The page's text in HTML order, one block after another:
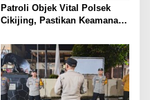
Patroli Objek Vital Polsek
Cikijing, Pastikan Keamanan
Aman Kepada Masyarakat